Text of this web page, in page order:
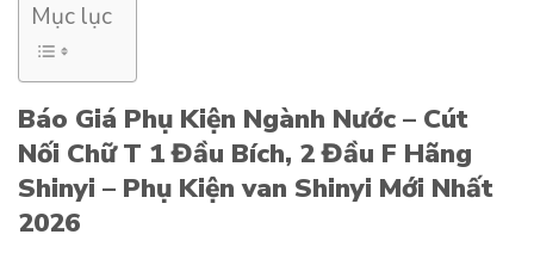
Mục lục
Báo Giá Phụ Kiện Ngành Nước – Cút
Nối Chữ T 1 Đầu Bích, 2 Đầu F Hãng
Shinyi – Phụ Kiện van Shinyi Mới Nhất
2026